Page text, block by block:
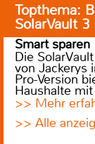
Topthema:
SolarVault 3
Smart sparen
Die
von Jackerys
Pro-Version
Haushalte
>> Mehr
>> Alle